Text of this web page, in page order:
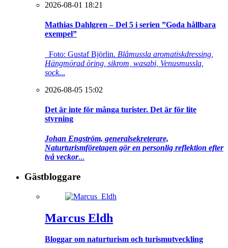
2026-08-01 18:21
Mathias Dahlgren – Del 5 i serien ”Goda hållbara
exempel”
Foto: Gustaf Björlin. Blåmussla aromatiskdressing,
Hängmörad öring, sikrom, wasabi, Venusmussla,
sock...
2026-08-05 15:02
Det är inte för många turister. Det är för lite
styrning
Johan Engström, generalsekreterare,
Naturturismföretagen gör en personlig reflektion efter
två veckor...
Gästbloggare
Marcus Eldh
Bloggar om naturturism och turismutveckling